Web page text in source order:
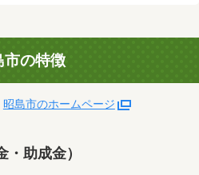
市の特徴
昭島市のホームページ
助成金）